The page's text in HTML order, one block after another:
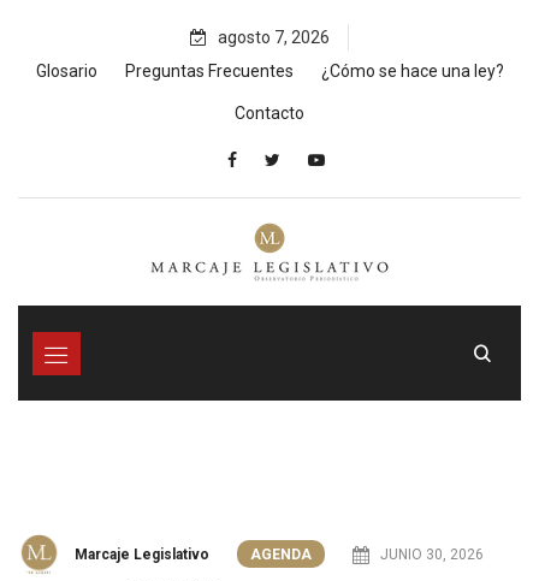
content
agosto 7, 2026
Glosario
Preguntas Frecuentes ¿Cómo se hace una ley?
Contacto
Marcaje Legislativo AGENDA JUNIO 30, 2026